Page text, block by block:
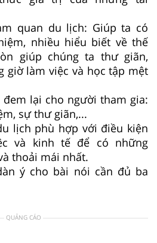
quan du lịch: Giúp ta có
nhiều hiểu biết về thế
giúp chúng ta thư giãn,
giờ làm việc và học tập mệt
lại cho người tham gia:
sự thư giãn,...
lịch phù hợp với điều kiện
và kinh tế để có những
thoải mái nhất.
ý cho bài nói cần đủ ba
QUẢNG CÁO